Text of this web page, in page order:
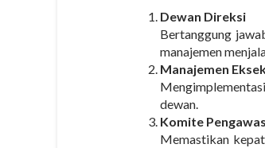
Dewan Direksi
Bertanggung
manajemen
Manajemen
dewan.
Komite
Memastikan